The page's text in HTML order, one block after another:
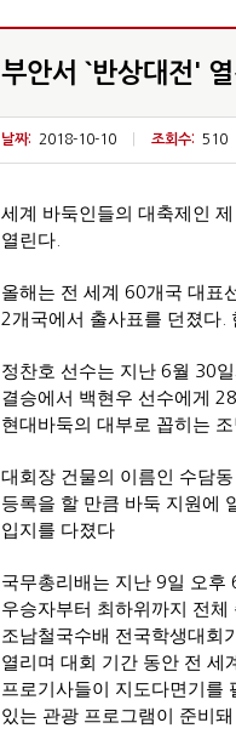
부안서 `반상대전'
날짜: 2018-10-10 조회수: 510
세계 바둑인들의 대축제인 제
열린다
올해는 전 세계 60개국 대표
2 개국에서 출사표를 던졌다
정찬호 선수는 지난 6월 30
결승에서 백현우 선수에게
현대바둑의 대부로 꼽히는 조
대회장 건물의 이름인 수담
등록을 할 만큼 바둑 지원에
입지를 다졌다
국무총리배는 지난 9일 오후
우승자부터 최하위까지 전체
조남철국수배 전국학생대회
열리며 대회 기간 동안 전 세
프로기사들이 지도다면기를
있는 관광 프로그램이 준비